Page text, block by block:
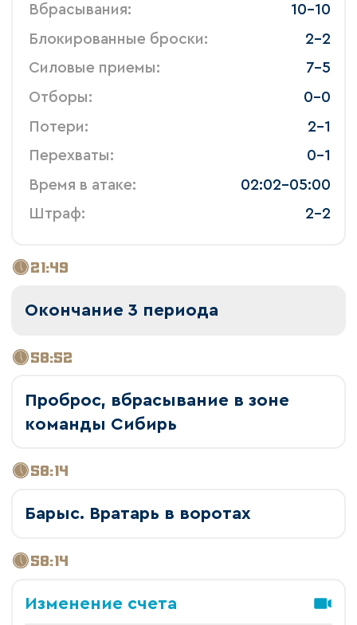
Вбрасывания:
10-10
Блокированные броски:
2-2
Силовые приемы:
7-5
Отборы:
0-0
Потери:
2-1
Перехваты:
0-1
Время в атаке:
02:02-05:00
Штраф:
2-2
21:49
Окончание 3 периода
58:52
Проброс, вбрасывание в зоне
команды Сибирь
58:14
Барыс. Вратарь в воротах
58:14
Изменение счета